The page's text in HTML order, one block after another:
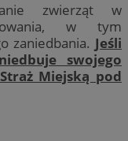
zwierząt w
w tym
zaniedbania. Jeśli
swojego
Miejską pod